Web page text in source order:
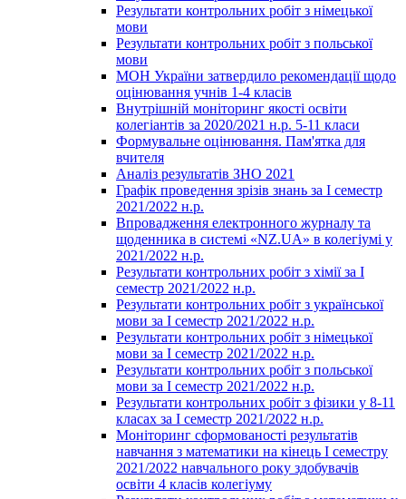
Результати контрольних робіт з німецької
мови
Результати контрольних робіт з польської
мови
МОН України затвердило рекомендації щодо
оцінювання учнів 1-4 класів
Внутрішній моніторинг якості освіти
колегіантів за 2020/2021 н.р. 5-11 класи
Формувальне оцінювання. Пам'ятка для
вчителя
Аналіз результатів ЗНО 2021
Графік проведення зрізів знань за І семестр
2021/2022 н.р.
Впровадження електронного журналу та
щоденника в системі «NZ.UA» в колегіумі у
2021/2022 н.р.
Результати контрольних робіт з хімії за І
семестр 2021/2022 н.р.
Результати контрольних робіт з української
мови за І семестр 2021/2022 н.р.
Результати контрольних робіт з німецької
мови за І семестр 2021/2022 н.р.
Результати контрольних робіт з польської
мови за І семестр 2021/2022 н.р.
Результати контрольних робіт з фізики у 8-11
класах за І семестр 2021/2022 н.р.
Моніторинг сформованості результатів
навчання з математики на кінець І семестру
2021/2022 навчального року здобувачів
освіти 4 класів колегіуму